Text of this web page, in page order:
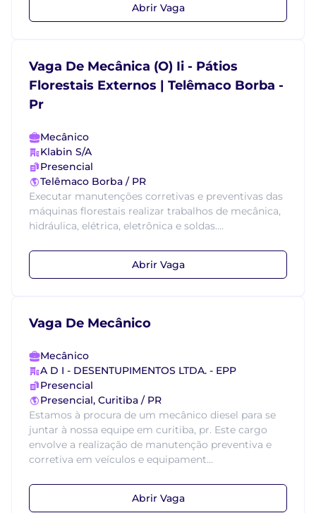
Abrir Vaga
Vaga De Mecânica (O) Ii - Pátios
Florestais Externos | Telêmaco Borba -
Pr
Mecânico
Klabin S/A
Presencial
Telêmaco Borba / PR
Executar manutenções corretivas e preventivas das
máquinas florestais realizar trabalhos de mecânica,
hidráulica, elétrica, eletrônica e soldas....
Abrir Vaga
Vaga De Mecânico
Mecânico
A D I - DESENTUPIMENTOS LTDA. - EPP
Presencial
Presencial, Curitiba / PR
Estamos à procura de um mecânico diesel para se
juntar à nossa equipe em curitiba, pr. Este cargo
envolve a realização de manutenção preventiva e
corretiva em veículos e equipament...
Abrir Vaga